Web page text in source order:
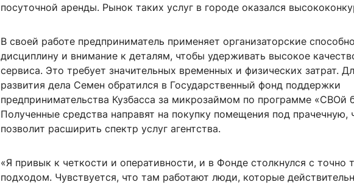
посуточной аренды. Рынок таких услуг в городе оказался
В своей работе предприниматель применяет организаторские
дисциплину и внимание к деталям, чтобы удерживать высокое
сервиса. Это требует значительных временных и физических затрат.
развития дела Семен обратился в Государственный фонд поддержки
предпринимательства Кузбасса за микрозаймом по программе «СВОй
Полученные средства направят на покупку помещения под прачечную,
позволит расширить спектр услуг агентства.
«Я привык к четкости и оперативности, и в Фонде столкнулся с точно
подходом. Чувствуется, что там работают люди, которые